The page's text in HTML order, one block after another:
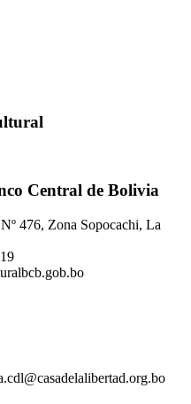
Central de Bolivia
476, Zona Sopocachi, La